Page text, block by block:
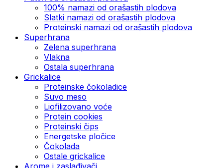
100% namazi od orašastih plodova
Slatki namazi od orašastih plodova
Proteinski namazi od orašastih plodova
Superhrana
Zelena superhrana
Vlakna
Ostala superhrana
Grickalice
Proteinske čokoladice
Suvo meso
Liofilizovano voće
Protein cookies
Proteinski čips
Energetske pločice
Čokolada
Ostale grickalice
Arome i zaslađivači